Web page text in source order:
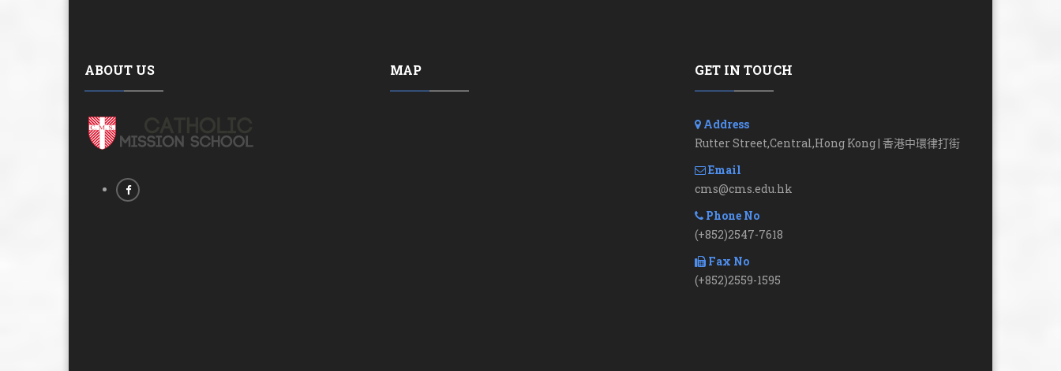
ABOUT US MAP GET IN TOUCH
Address
Rutter Street,Central,Hong Kong | 香港中環律打街
Email
cms@cms.edu.hk
Phone No
(+852)2547-7618
Fax No
(+852)2559-1595